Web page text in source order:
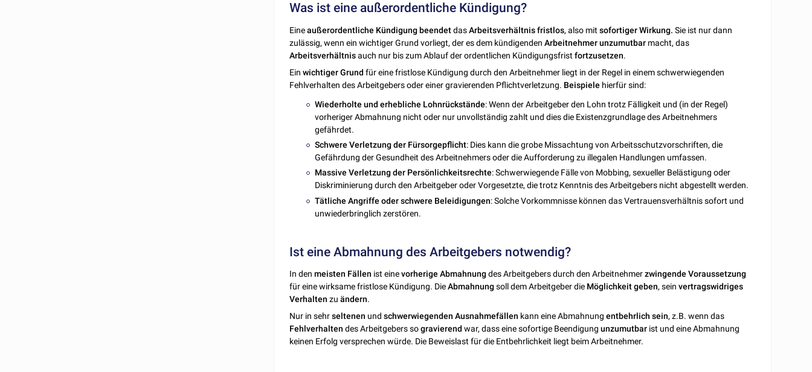
Was ist eine außerordentliche Kündigung?
Eineaußerordentliche Kündigung beendetdasArbeitsverhältnisfristlos, also mitsofortiger Wirkung. Sie ist nur dann
zulässig, wenn ein wichtiger Grund vorliegt, der es dem kündigendenArbeitnehmerunzumutbar macht, das
Arbeitsverhältnisauch nur bis zum Ablauf der ordentlichen Kündigungsfristfortzusetzen.
EinwichtigerGrund für eine fristlose Kündigung durch den Arbeitnehmer liegt in der Regel in einem schwerwiegenden
Fehlverhalten des Arbeitgebers oder einer gravierenden Pflichtverletzung. Beispiele hierfür sind:
Wiederholte und erhebliche Lohnrückstände: Wenn der Arbeitgeber den Lohn trotz Fälligkeit und (in der Regel)
vorheriger Abmahnung nicht oder nur unvollständig zahlt und dies die Existenzgrundlage des Arbeitnehmers
gefährdet.
Schwere Verletzung der Fürsorgepflicht: Dies kann die grobe Missachtung von Arbeitsschutzvorschriften, die
Gefährdung der Gesundheit des Arbeitnehmers oder die Aufforderung zu illegalen Handlungen umfassen.
Massive Verletzung der Persönlichkeitsrechte: Schwerwiegende Fälle von Mobbing, sexueller Belästigung oder
Diskriminierung durch den Arbeitgeber oder Vorgesetzte, die trotz Kenntnis des Arbeitgebers nicht abgestellt werden.
Tätliche Angriffe oder schwere Beleidigungen: Solche Vorkommnisse können das Vertrauensverhältnis sofort und
unwiederbringlich zerstören.
Ist eine Abmahnung des Arbeitgebers notwendig?
In denmeisten Fällen ist einevorherige Abmahnung des Arbeitgebers durch den Arbeitnehmerzwingende Voraussetzung
für eine wirksame fristlose Kündigung. DieAbmahnung soll dem Arbeitgeber die Möglichkeitgeben, seinvertragswidriges
Verhalten zuändern.
Nur in sehrseltenen undschwerwiegenden Ausnahmefällen kann eine Abmahnungentbehrlich sein, z.B. wenn das
Fehlverhalten des Arbeitgebers sogravierend war, dass eine sofortige Beendigungunzumutbar ist und eine Abmahnung
keinen Erfolg versprechen würde. Die Beweislast für die Entbehrlichkeit liegt beim Arbeitnehmer.